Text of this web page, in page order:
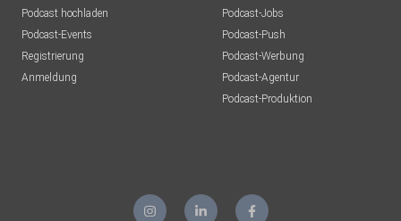
Podcast hochladen
Podcast-Events
Registrierung
Anmeldung
Podcast-Jobs
Podcast-Push
Podcast-Werbung
Podcast-Agentur
Podcast-Produktion